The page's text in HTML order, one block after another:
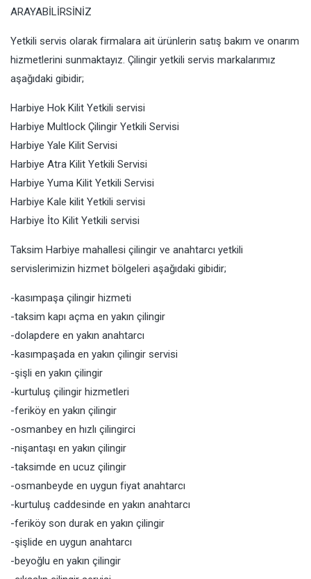
ARAYABİLİRSİNİZ
Yetkili servis olarak firmalara ait ürünlerin satış bakım ve onarım
hizmetlerini sunmaktayız. Çilingir yetkili servis markalarımız
aşağıdaki gibidir;
Harbiye Hok Kilit Yetkili servisi
Harbiye Multlock Çilingir Yetkili Servisi
Harbiye Yale Kilit Servisi
Harbiye Atra Kilit Yetkili Servisi
Harbiye Yuma Kilit Yetkili Servisi
Harbiye Kale kilit Yetkili servisi
Harbiye İto Kilit Yetkili servisi
Taksim Harbiye mahallesi çilingir ve anahtarcı yetkili
servislerimizin hizmet bölgeleri aşağıdaki gibidir;
-kasımpaşa çilingir hizmeti
-taksim kapı açma en yakın çilingir
-dolapdere en yakın anahtarcı
-kasımpaşada en yakın çilingir servisi
-şişli en yakın çilingir
-kurtuluş çilingir hizmetleri
-feriköy en yakın çilingir
-osmanbey en hızlı çilingirci
-nişantaşı en yakın çilingir
-taksimde en ucuz çilingir
-osmanbeyde en uygun fiyat anahtarcı
-kurtuluş caddesinde en yakın anahtarcı
-feriköy son durak en yakın çilingir
-şişlide en uygun anahtarcı
-beyoğlu en yakın çilingir